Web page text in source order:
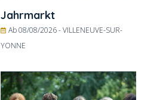
Jahrmarkt
Ab 08/08/2026 -VILLENEUVE-SUR-
YONNE